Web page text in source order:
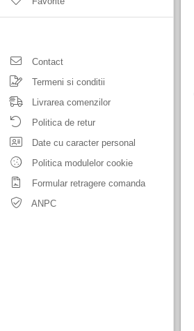
Contact
Termeni si conditii
Livrarea comenzilor
Politica de retur
Date cu caracter personal
Politica modulelor cookie
Formular retragere comanda
ANPC